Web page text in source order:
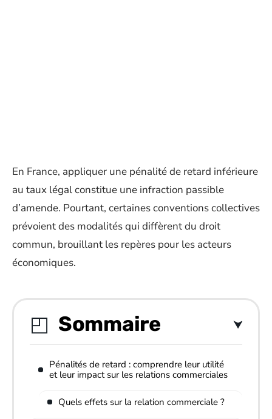
En France, appliquer une pénalité de retard inférieure
au taux légal constitue une infraction passible
d’amende. Pourtant, certaines conventions collectives
prévoient des modalités qui diffèrent du droit
commun, brouillant les repères pour les acteurs
économiques.
Sommaire
Pénalités de retard : comprendre leur utilité
et leur impact sur les relations commerciales
Quels effets sur la relation commerciale ?